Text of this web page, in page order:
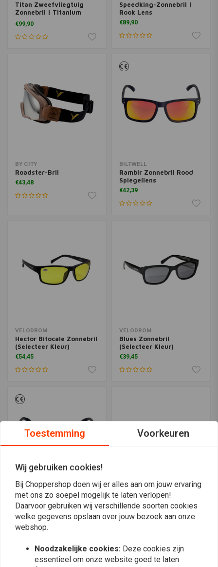
Titan Zweefvliegtuig
Zonnebril | Titanium
Donkergrijs
€99,90
Speedking-Zonnebril |
Rook Lens
€89,90
BY CITY
Roadster-Bril
€43,48
BILTWELL
Ramblr Zonnebril Rood
Spiegellens
€42,39
VELODROM
Hector Bifocale Zonnebril
(Selecteer Kleur)
€54,45
VELODROM
Blues Zonnebril
(Selecteer Kleur)
€39,45
BILTWELL
Ramblr Zonnebril Grijs
Rook
€42,39
CARHARTT
Half Frame Temple
Safety Glasses
Toestemming Voorkeuren
Wij gebruiken cookies!
Bij Choppershop doen wij er alles aan om jouw ervaring
met ons zo soepel mogelijk te laten verlopen!
Daarvoor gebruiken wij verschillende soorten cookies
welke gegevens opslaan over jouw bezoek aan onze
webshop.
Noodzakelijke cookies: Deze cookies zijn
essentieel om onze website goed te laten